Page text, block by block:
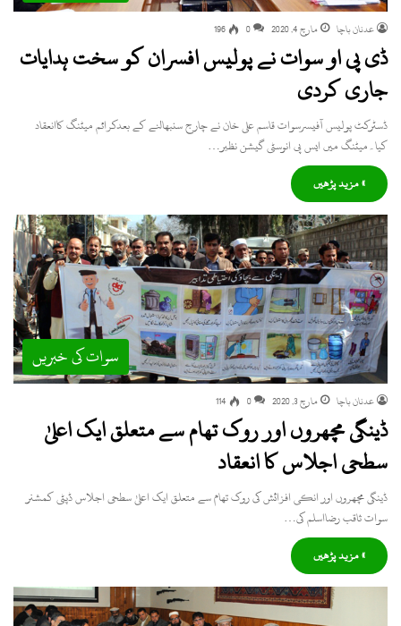
عدنان باچا مارچ 4, 2020 0
196
ڈی پی او سوات نے پولیس افسران کو سخت ہدایات
جاری کردی
ڈسٹرکٹ پولیس آفیسرسوات قاسم علی خان نے چارج سنبھالنے کے بعدکرائم میٹنگ کاانعقاد
کیا۔میٹنگ میں ایس پی انوسٹی گیشن نظیر…
» مزید پڑھیں
سوات کی خبریں
عدنان باچا مارچ 3, 2020 0
114
ڈینگی مچھروں اور روک تھام سے متعلق ایک اعلیٰ
سطحی اجلاس کا انعقاد
ڈینگی مچھروں اور انکی افزائش کی روک تھام سے متعلق ایک اعلیٰ سطحی اجلاس ڈپٹی کمشنر
سوات ثاقب رضااسلم کی…
» مزید پڑھیں